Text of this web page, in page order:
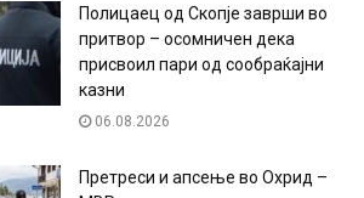
Полицаец од Скопје заврши во
притвор – осомничен дека
присвоил пари од сообраќајни
казни
06.08.2026
Претреси и апсење во Охрид –